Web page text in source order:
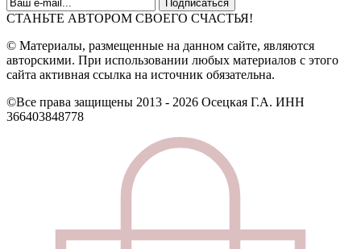
СТАНЬТЕ АВТОРОМ СВОЕГО СЧАСТЬЯ!
© Материалы, размещенные на данном сайте, являются
авторскими. При использовании любых материалов с этого
сайта активная ссылка на источник обязательна.
©Все права защищены 2013 - 2026 Осецкая Г.А. ИНН
366403848778